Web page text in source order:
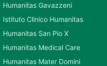
Humanitas Gavazzeni
Istituto Clinico Humanitas
Humanitas San Pio X
Humanitas Medical Care
Humanitas Mater Domini